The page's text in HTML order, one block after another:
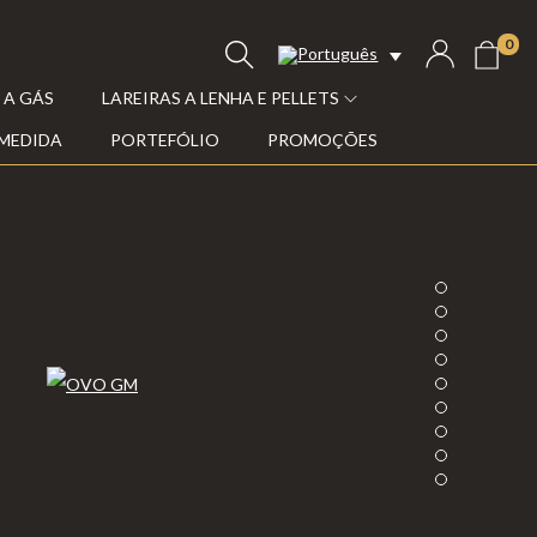
0
GÁS LAREIRAS A LENHA E PELLETS
PORTEFÓLIO PROMOÇÕES